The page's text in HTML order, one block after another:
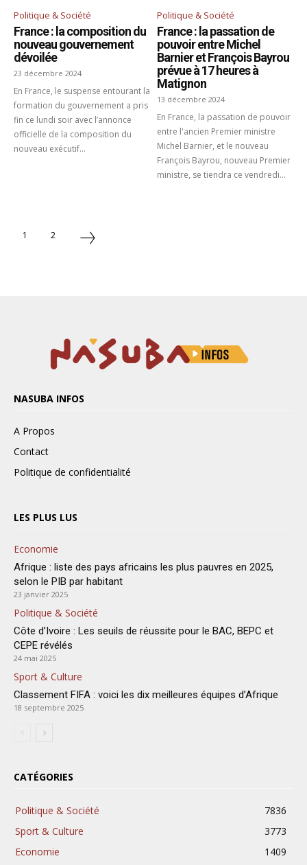
Politique & Société
France : la composition du
nouveau gouvernement
dévoilée
23 décembre 2024
En France, le suspense entourant la
formation du gouvernement a pris
fin ce lundi soir avec l’annonce
officielle de la composition du
nouveau exécutif...
Politique & Société
France : la passation de
pouvoir entre Michel
Barnier et François Bayrou
prévue à 17 heures à
Matignon
13 décembre 2024
En France, la passation de pouvoir
entre l'ancien Premier ministre
Michel Barnier, et le nouveau
François Bayrou, nouveau Premier
ministre, se tiendra ce vendredi...
1 2
NASUBA INFOS
A Propos
Contact
Politique de confidentialité
LES PLUS LUS
Economie
Afrique : liste des pays africains les plus pauvres en 2025,
selon le PIB par habitant
23 janvier 2025
Politique & Société
Côte d’Ivoire : Les seuils de réussite pour le BAC, BEPC et
CEPE révélés
24 mai 2025
Sport & Culture
Classement FIFA : voici les dix meilleures équipes d’Afrique
18 septembre 2025
CATÉGORIES
Politique & Société
7836
Sport & Culture
3773
Economie
1409